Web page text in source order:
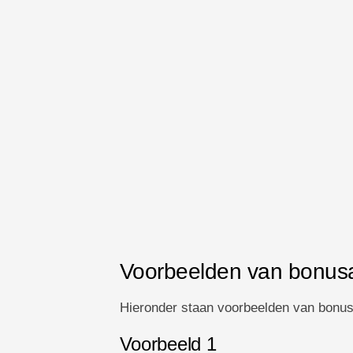
Voorbeelden van
Hieronder staan ​​voorbeelden van
Voorbeeld 1